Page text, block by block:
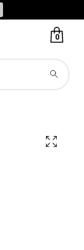
0